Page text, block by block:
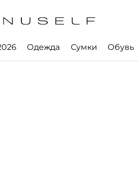
Одежда Сумки Обувь